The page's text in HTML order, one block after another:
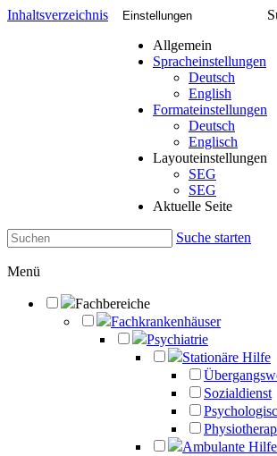
Inhaltsverzeichnis Einstellungen
Allgemein
Spracheinstellungen
Deutsch
English
Formateinstellungen
Deutsch
Englisch
Layouteinstellungen
SEG
SEG
Aktuelle Seite
Suche starten
Menü
Fachbereiche
Fachkrankenhäuser
Psychiatrie
Stationäre Hilfe
Sozialdienst
Ambulante